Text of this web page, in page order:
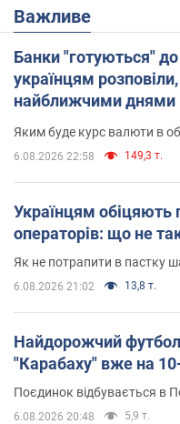
Важливе
Банки "готуються"
українцям
найближчими днями
Яким буде курс валюти в
6.08.2026 22:58 149,3 т.
Українцям обіцяють
операторів: що не
Як не потрапити в пастку
6.08.2026 21:02 13,8 т.
Найдорожчий
"Карабаху" вже на
Поєдинок відбувається в
6.08.2026 20:48 5,9 т.